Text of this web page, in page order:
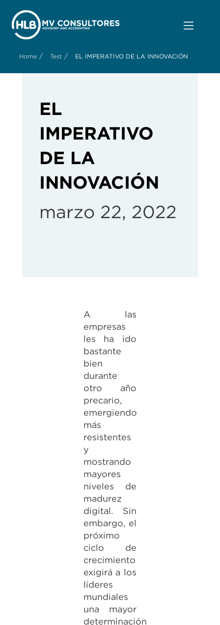
Home / Test / EL IMPERATIVO DE LA INNOVACIÓN
EL
IMPERATIVO
DE LA
INNOVACIÓN
marzo 22, 2022
A las
empresas
les ha ido
bastante
bien
durante
otro año
precario,
emergiendo
más
resistentes
y
mostrando
mayores
niveles de
madurez
digital. Sin
embargo, el
próximo
ciclo de
crecimiento
exigirá a los
líderes
mundiales
una mayor
determinación